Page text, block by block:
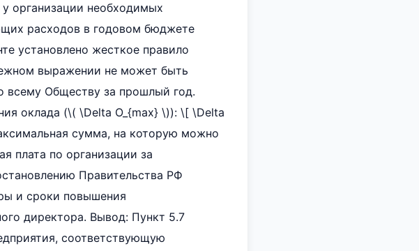
организации необходимых
расходов в годовом бюджете
установлено жесткое правило
выражении не может быть
всему Обществу за прошлый год.
оклада (\( \Delta O_{max} \)): \[ \Delta
сумма, на которую можно
плата по организации за
Правительства РФ
и сроки повышения
директора. Вывод: Пункт 5.7
соответствующую